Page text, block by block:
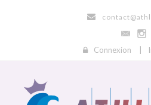
Connexion